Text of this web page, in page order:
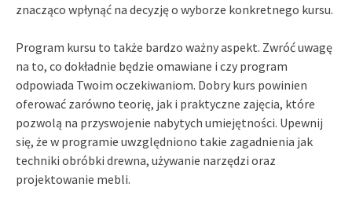
znacząco wpłynąć na decyzję o wyborze konkretnego kursu.
Program kursu to także bardzo ważny aspekt. Zwróć uwagę
na to, co dokładnie będzie omawiane i czy program
odpowiada Twoim oczekiwaniom. Dobry kurs powinien
oferować zarówno teorię, jak i praktyczne zajęcia, które
pozwolą na przyswojenie nabytych umiejętności. Upewnij
się, że w programie uwzględniono takie zagadnienia jak
techniki obróbki drewna, używanie narzędzi oraz
projektowanie mebli.